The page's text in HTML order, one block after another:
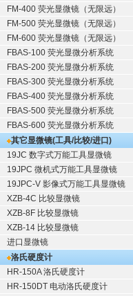
FM-400 荧光显微镜（无限远）
FM-500 荧光显微镜（无限远）
FM-600 荧光显微镜（无限远）
FBAS-100 荧光显微分析系统
FBAS-200 荧光显微分析系统
FBAS-300 荧光显微分析系统
FBAS-400 荧光显微分析系统
FBAS-500 荧光显微分析系统
FBAS-600 荧光显微分析系统
其它显微镜(工具/比较/进口)
19JC 数字式万能工具显微镜
19JPC 微机式万能工具显微镜
19JPC-V 影像式万能工具显微镜
XZB-4C 比较显微镜
XZB-8F 比较显微镜
XZB-14 比较显微镜
进口显微镜
洛氏硬度计
HR-150A 洛氏硬度计
HR-150DT 电动洛氏硬度计